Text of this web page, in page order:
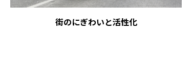
街のにぎわいと活性化